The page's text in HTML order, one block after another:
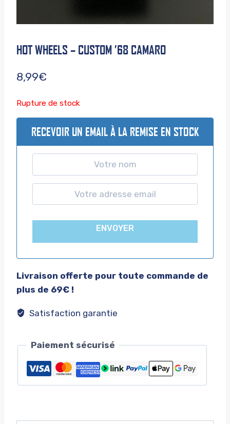
HOT WHEELS – CUSTOM ’68 CAMARO
8,99€
Rupture de stock
RECEVOIR UN EMAIL À LA REMISE EN STOCK
ENVOYER
Livraison offerte pour toute commande de
plus de 69€ !
Satisfaction garantie
Paiement sécurisé